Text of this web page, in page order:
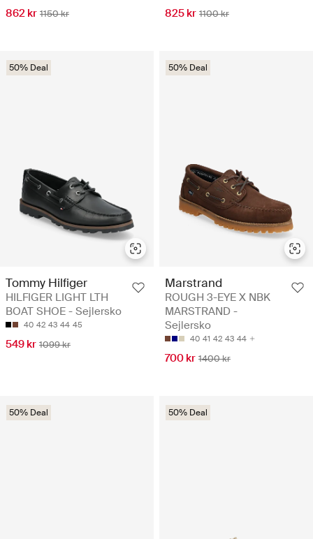
862 kr 1150 kr 825 kr 1100 kr
50% Deal
Tommy Hilfiger
HILFIGER LIGHT LTH
BOAT SHOE - Sejlersko
40 42 43 44 45
549 kr 1099 kr
50% Deal
Marstrand
ROUGH 3-EYE X NBK
MARSTRAND -
Sejlersko
40 41 42 43 44
700 kr 1400 kr
50% Deal 50% Deal